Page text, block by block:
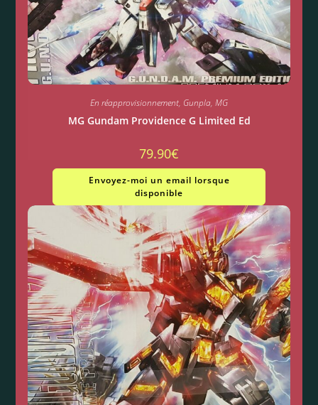
En réapprovisionnement, Gunpla, MG
MG Gundam Providence G Limited Ed
79.90€
Envoyez-moi un email lorsque
disponible